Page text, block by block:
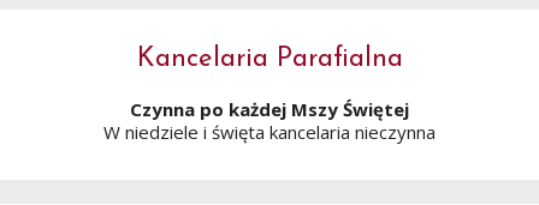
Kancelaria Parafialna
Czynna po każdej Mszy Świętej
W niedziele i święta kancelaria nieczynna